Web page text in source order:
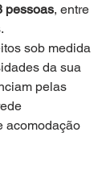
pessoas, entre
da sua
pelas
acomodação